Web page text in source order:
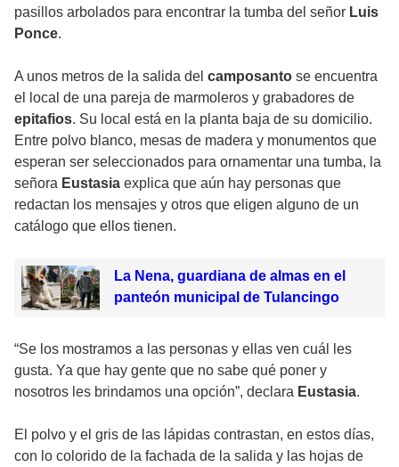
pasillos arbolados para encontrar la tumba del señor Luis
Ponce.
A unos metros de la salida del camposanto se encuentra
el local de una pareja de marmoleros y grabadores de
epitafios. Su local está en la planta baja de su domicilio.
Entre polvo blanco, mesas de madera y monumentos que
esperan ser seleccionados para ornamentar una tumba, la
señora Eustasia explica que aún hay personas que
redactan los mensajes y otros que eligen alguno de un
catálogo que ellos tienen.
La Nena, guardiana de almas en el
panteón municipal de Tulancingo
“Se los mostramos a las personas y ellas ven cuál les
gusta. Ya que hay gente que no sabe qué poner y
nosotros les brindamos una opción”, declara Eustasia.
El polvo y el gris de las lápidas contrastan, en estos días,
con lo colorido de la fachada de la salida y las hojas de